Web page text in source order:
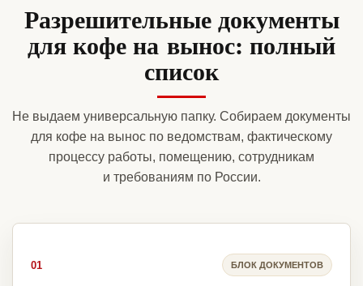
Разрешительные документы
для кофе на вынос: полный
список
Не выдаем универсальную папку. Собираем документы
для кофе на вынос по ведомствам, фактическому
процессу работы, помещению, сотрудникам
и требованиям по России.
01 БЛОК ДОКУМЕНТОВ